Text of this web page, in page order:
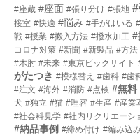
#座蔵 #座面 #張り分け #張地 #
接室 #快適 #悩み #手がはいる
戦 #授業 #搬入方法 #撥水加工 #
コロナ対策 #新聞 #新製品 #方法
#木肘 #未来 #東京ビックサイト
がたつき #模様替え #歯科 #歯
#注文 #海外 #消防 #点検 #無料
犬 #独立 #猫 #理容 #生産 #産業
#社会科見学 #社内リクリエーシ
#納品事例 #締め付け #編み込